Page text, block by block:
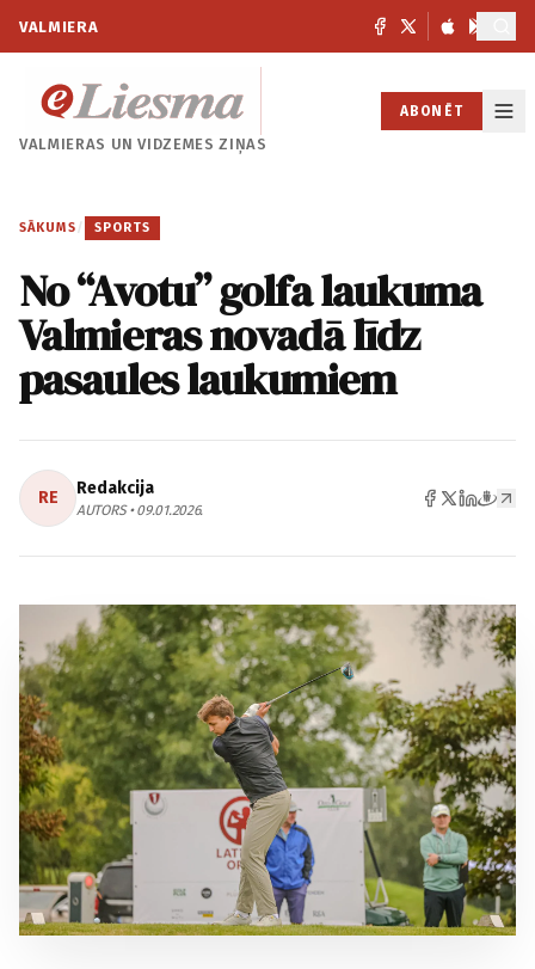
VALMIERA
VALMIERAS UNVIDZEMES ZIŅAS
ABONĒT
SĀKUMS / SPORTS
No “Avotu” golfa laukuma
Valmieras novadā līdz
pasaules laukumiem
RE Redakcija
AUTORS • 09.01.2026.